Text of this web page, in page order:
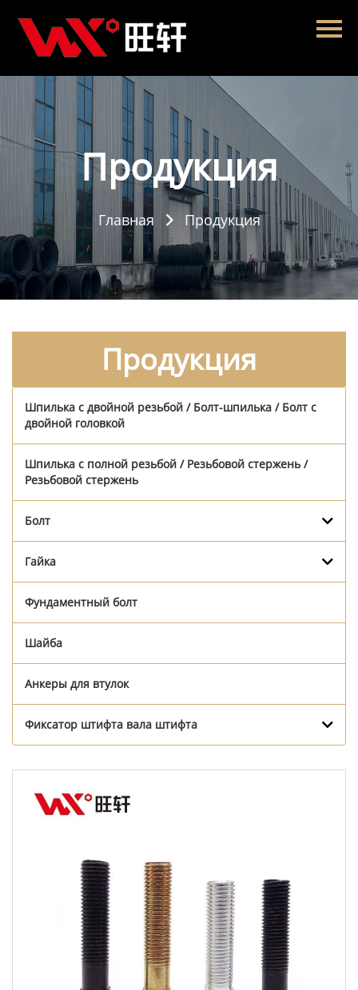
Главная
Продукция
Новости
О нас
Контакты Продукция
Главная  Продукция
Продукция
Шпилька с двойной резьбой / Болт-шпилька / Болт с
двойной головкой
Шпилька с полной резьбой / Резьбовой стержень /
Резьбовой стержень
Болт
Гайка
Фундаментный болт
Шайба
Анкеры для втулок
Фиксатор штифта вала штифта